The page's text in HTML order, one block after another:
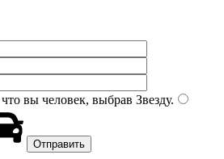
вы человек, выбрав Звезду.